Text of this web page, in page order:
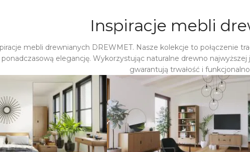
Inspiracje mebli
mebli drewnianych DREWMET. Nasze kolekcje to połączenie
elegancję. Wykorzystując naturalne drewno
gwarantują trwałość i